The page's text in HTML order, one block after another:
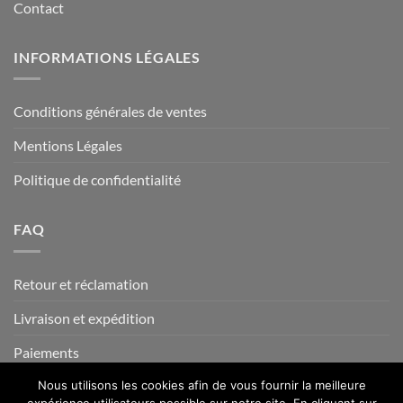
Contact
INFORMATIONS LÉGALES
Conditions générales de ventes
Mentions Légales
Politique de confidentialité
FAQ
Retour et réclamation
Livraison et expédition
Paiements
Nous utilisons les cookies afin de vous fournir la meilleure